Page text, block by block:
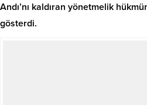
Andı’nı kaldıran yönetmelik
gösterdi.